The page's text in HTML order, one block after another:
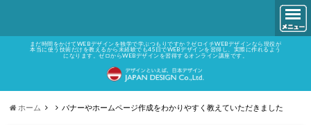
まだ時間をかけてWEBデザインを独学で学ぶつもりですか？ゼロイチWEBデザインなら現役が
本当に使う技術だけを教えるから未経験でも45日でWEBデザインを習得し、実際に作れるよう
になります。ゼロからWEBデザインを習得するオンライン講座です。
ホーム バナーやホームページ作成をわかりやすく教えていただきました